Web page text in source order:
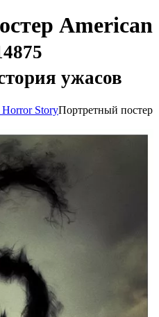
American
ужасов
StoryПортретный постер